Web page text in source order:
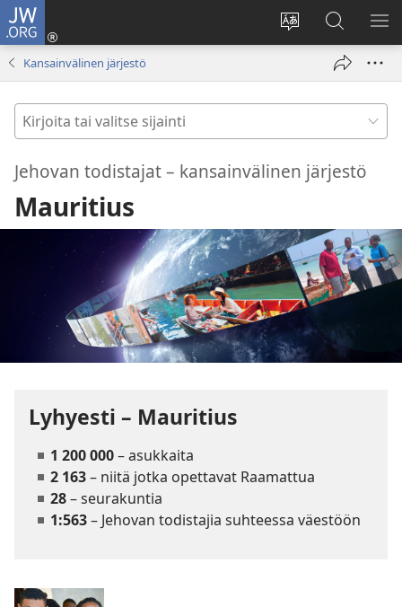
JW.ORG
Vaihda
sivuston
Kirjaudu
(avaa
Hae
JW.ORG-
sivustolta
Kansainvälinen järjestö
Kirjoita
tai
valitse
sijainti
Jehovan todistajat – kansainvälinen järjestö
Mauritius
Lyhyesti – Mauritius
1 200 000– asukkaita
2 163– niitä jotka opettavat Raamattua
28– seurakuntia
1:563– Jehovan todistajia suhteessa väestöön